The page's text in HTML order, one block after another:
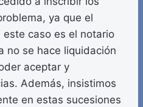
ya que el
caso es el notario
no se hace liquidación
aceptar y
Además, insistimos
en estas sucesiones